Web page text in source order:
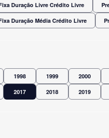
Duração Livre Crédito Livre
Duração Média Crédito Livre
1998 1999 2000
2017 2018 2019